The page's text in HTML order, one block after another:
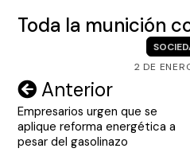
Toda la munición
2 DE
Navegación
de
entradas
Anterior
Empresarios urgen que se
aplique reforma energética a
pesar del gasolinazo